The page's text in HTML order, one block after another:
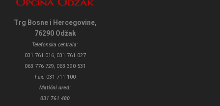
Trg Bosne i Hercegovine,
76290 Odžak
Telefonska centrala:
031 761 016, 031 761 027
063 776 729, 063 390 531
Fax: 031 711 100
Matični ured:
031 761 480